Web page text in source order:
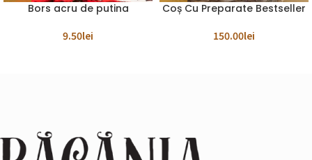
Bors acru de putina
9.50lei
Coș Cu Preparate Bestseller
150.00lei